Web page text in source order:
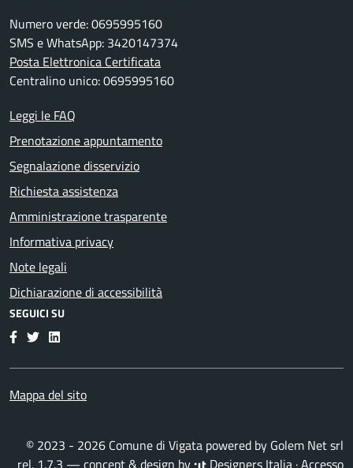
Numero verde: 0695995160
SMS e WhatsApp: 3420147374
Posta Elettronica Certificata
Centralino unico: 0695995160
Leggi le FAQ
Prenotazione appuntamento
Segnalazione disservizio
Richiesta assistenza
Amministrazione trasparente
Informativa privacy
Note legali
Dichiarazione di accessibilità
SEGUICI SU
Facebook
TwitterLinkedIn
Mappa del sito
© 2023 - 2026 Comune di Vigata powered by Golem Net srl
rel. 1.7.3 — concept & design by
Designers Italia ·Accesso